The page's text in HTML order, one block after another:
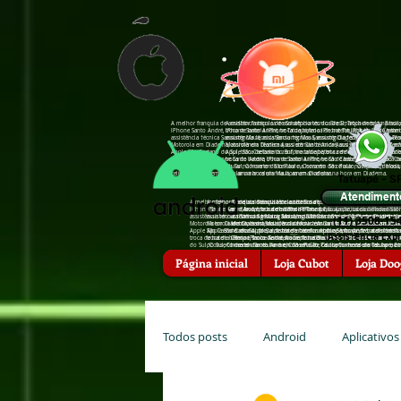
A melhor franquia de assistência técnica de Smartphones do Brasil,
IPhone Santo André, troca de bateria IPhone Tatuapé, troca de
assistência †écnica Sansumg Mauá, assistência †écnica Sansumg
Motorola em Diadema, assistência †écnica Asus em Santo André,
Apple São Caetano do Sul, troca de bateria zenfone tatuapé, troca
troca de bateria iPhone Santo André, troca de bateria iPhone São
do Sul, Conserto de celular na hora em São Paulo, Conserto de
celular na hora em Mauá, arrumar celular na hora em Diadema.
A melhor franquia de assistência técnica de Smartphones do Brasil, Troca de tela
IPhone Santo André, troca de bateria IPhone Tatuapé, troca de bateria IPhone
assistência †écnica Sansumg Mauá, assistência †écnica Sansumg Diadema,
Motorola em Diadema, assistência †écnica Asus em Santo André, assistência
Apple São Caetano do Sul, troca de bateria zenfone tatuapé, troca de bateria
troca de bateria iPhone Santo André, troca de bateria iPhone São Caetano do
do Sul, Conserto de celular na hora em São Paulo, Conserto de celular na hora
celular na hora em Mauá, arrumar celular na hora em Diadema.
A melhor franquia de assistência técnica de Smartphones do
em Mauá, troca de bateria IPhone Santo André, troca de bateria
assistência †écnica Sansumg São Bernardo do Campo,
Motorola em Mauá, assistência †écnica Motorola em Diadema,
†écnica Apple, assistência †écnica Apple Santo André,
Campo, troca de bateria zenfone Diadema, troca de bateria
hora em Santo André, Conserto de celular na hora em Tatuapé,
Diadema, arrumar celular na hora em Santo André, arrumar
A melhor franquia de assistência técnica de Smartphones do Brasil, Troca
IPhone Santo André, troca de bateria IPhone Tatuapé, troca de bateria
assistência †écnica Sansumg Mauá, assistência †écnica Sansumg
Motorola em Diadema, assistência †écnica Asus em Santo André,
Apple São Caetano do Sul, troca de bateria zenfone tatuapé, troca de
troca de bateria iPhone Santo André, troca de bateria iPhone São
do Sul, Conserto de celular na hora em São Paulo, Conserto de celular na
celular na hora em Mauá, arrumar celular na hora em Diadema.
A melhor franquia de assistência técnica de Smartphones do Brasil, Troca de tela na
IPhone Santo André, troca de bateria IPhone Tatuapé, troca de bateria IPhone São
assistência †écnica Sansumg Mauá, assistência †écnica Sansumg Diadema, assistência
Motorola em Diadema, assistência †écnica Asus em Santo André, assistência †écnica
Apple São Caetano do Sul, troca de bateria zenfone tatuapé, troca de bateria zenfone
troca de bateria iPhone Santo André, troca de bateria iPhone São Caetano do Sul,
do Sul, Conserto de celular na hora em São Paulo, Conserto de celular na hora em
celular na hora em Mauá, arrumar celular na hora em Diadema.
Tatuapé -
(11) 3508-
(Assis†ência
Página inicial Loja Cubot Loja
Todos posts Android Aplicativos